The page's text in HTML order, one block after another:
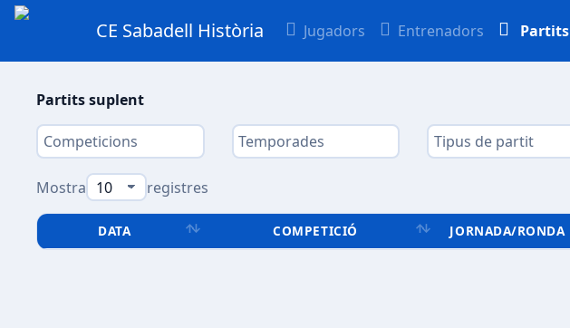
CE Sabadell Història Jugadors Entrenadors Partits
Partits suplent
Mostra registres
DATA COMPETICIÓ JORNADA/RONDA